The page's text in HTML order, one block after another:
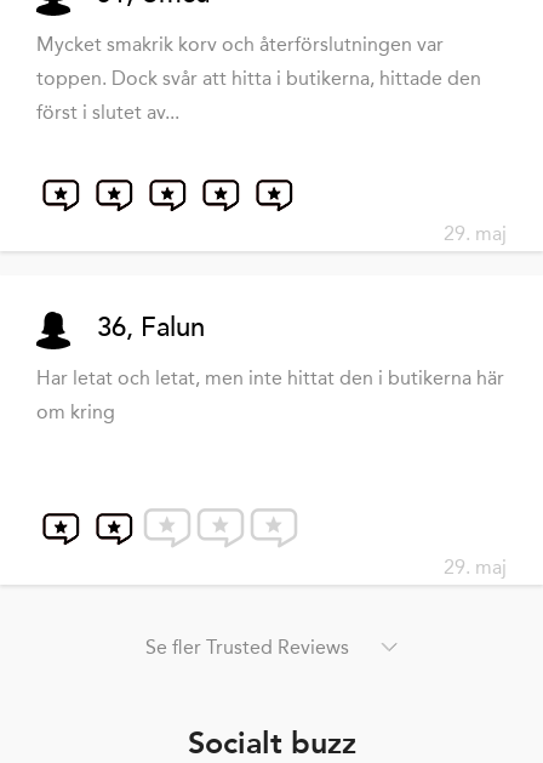
Mycket smakrik korv och återförslutningen var
toppen. Dock svår att hitta i butikerna, hittade den
först i slutet av...
29. maj
36, Falun
Har letat och letat, men inte hittat den i butikerna här
om kring
29. maj
Se fler Trusted Reviews
Socialt buzz